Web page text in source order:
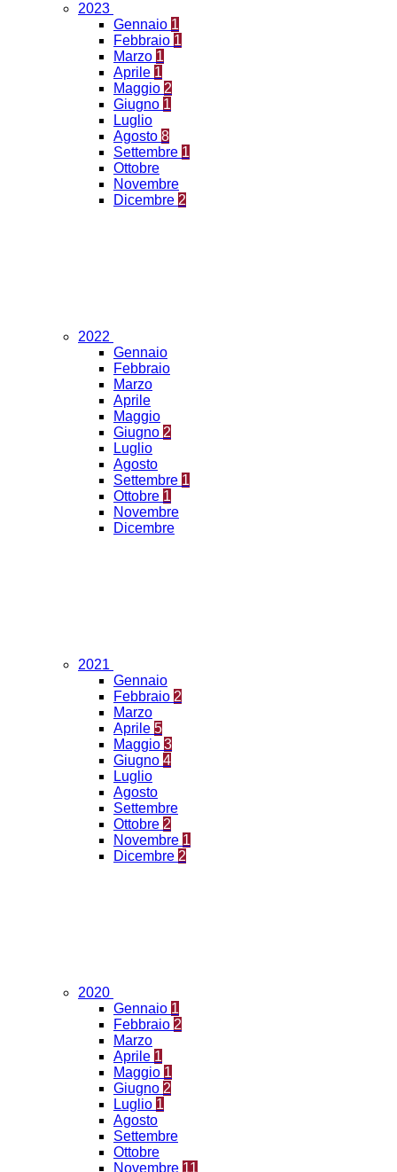
2023
Gennaio 1
Febbraio 1
Marzo 1
Aprile 1
Maggio 2
Giugno 1
Luglio
Agosto 8
Settembre 1
Ottobre
Novembre
Dicembre 2
2022
Gennaio
Febbraio
Marzo
Aprile
Maggio
Giugno 2
Luglio
Agosto
Settembre 1
Ottobre 1
Novembre
Dicembre
2021
Gennaio
Febbraio 2
Marzo
Aprile 5
Maggio 3
Giugno 4
Luglio
Agosto
Settembre
Ottobre 2
Novembre 1
Dicembre 2
2020
Gennaio 1
Febbraio 2
Marzo
Aprile 1
Maggio 1
Giugno 2
Luglio 1
Agosto
Settembre
Ottobre
Novembre 11